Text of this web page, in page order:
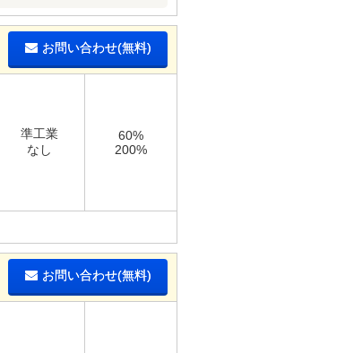
お問い合わせ(無料)
準工業
なし
60%
200%
お問い合わせ(無料)